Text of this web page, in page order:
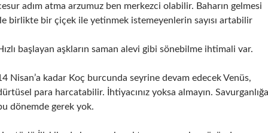
adım atma arzumuz ben merkezci olabilir. Baharın gelmesi
birlikte bir çiçek ile yetinmek istemeyenlerin sayısı artabilir
başlayan aşkların saman alevi gibi sönebilme ihtimali var.
Nisan’a kadar Koç burcunda seyrine devam edecek Venüs,
para harcatabilir. İhtiyacınız yoksa almayın. Savurganlığa
dönemde gerek yok.